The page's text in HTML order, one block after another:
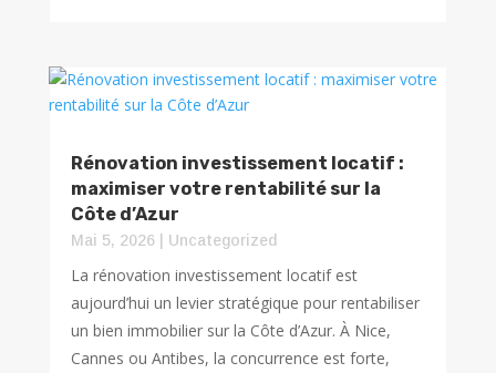
Rénovation investissement locatif :
maximiser votre rentabilité sur la
Côte d’Azur
Mai 5, 2026| Uncategorized
La rénovation investissement locatif est
aujourd’hui un levier stratégique pour rentabiliser
un bien immobilier sur la Côte d’Azur. À Nice,
Cannes ou Antibes, la concurrence est forte,